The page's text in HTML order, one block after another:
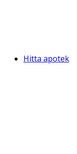
Hitta apotek